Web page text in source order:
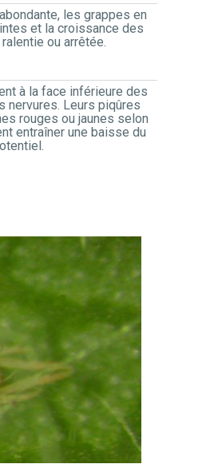
les grappes en
et la croissance des
ou arrêtée.
à la face inférieure des
nervures. Leurs piqûres
rouges ou jaunes selon
entraîner une baisse du